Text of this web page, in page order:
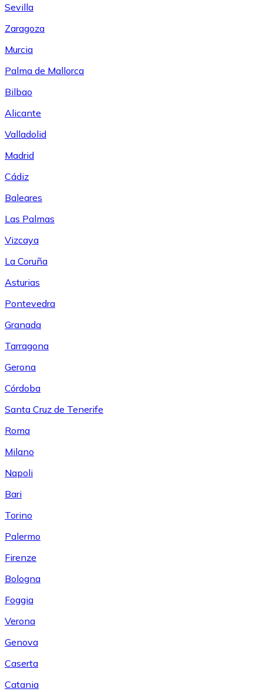
Sevilla
Zaragoza
Murcia
Palma de Mallorca
Bilbao
Alicante
Valladolid
Madrid
Cádiz
Baleares
Las Palmas
Vizcaya
La Coruña
Asturias
Pontevedra
Granada
Tarragona
Gerona
Córdoba
Santa Cruz de Tenerife
Roma
Milano
Napoli
Bari
Torino
Palermo
Firenze
Bologna
Foggia
Verona
Genova
Caserta
Catania